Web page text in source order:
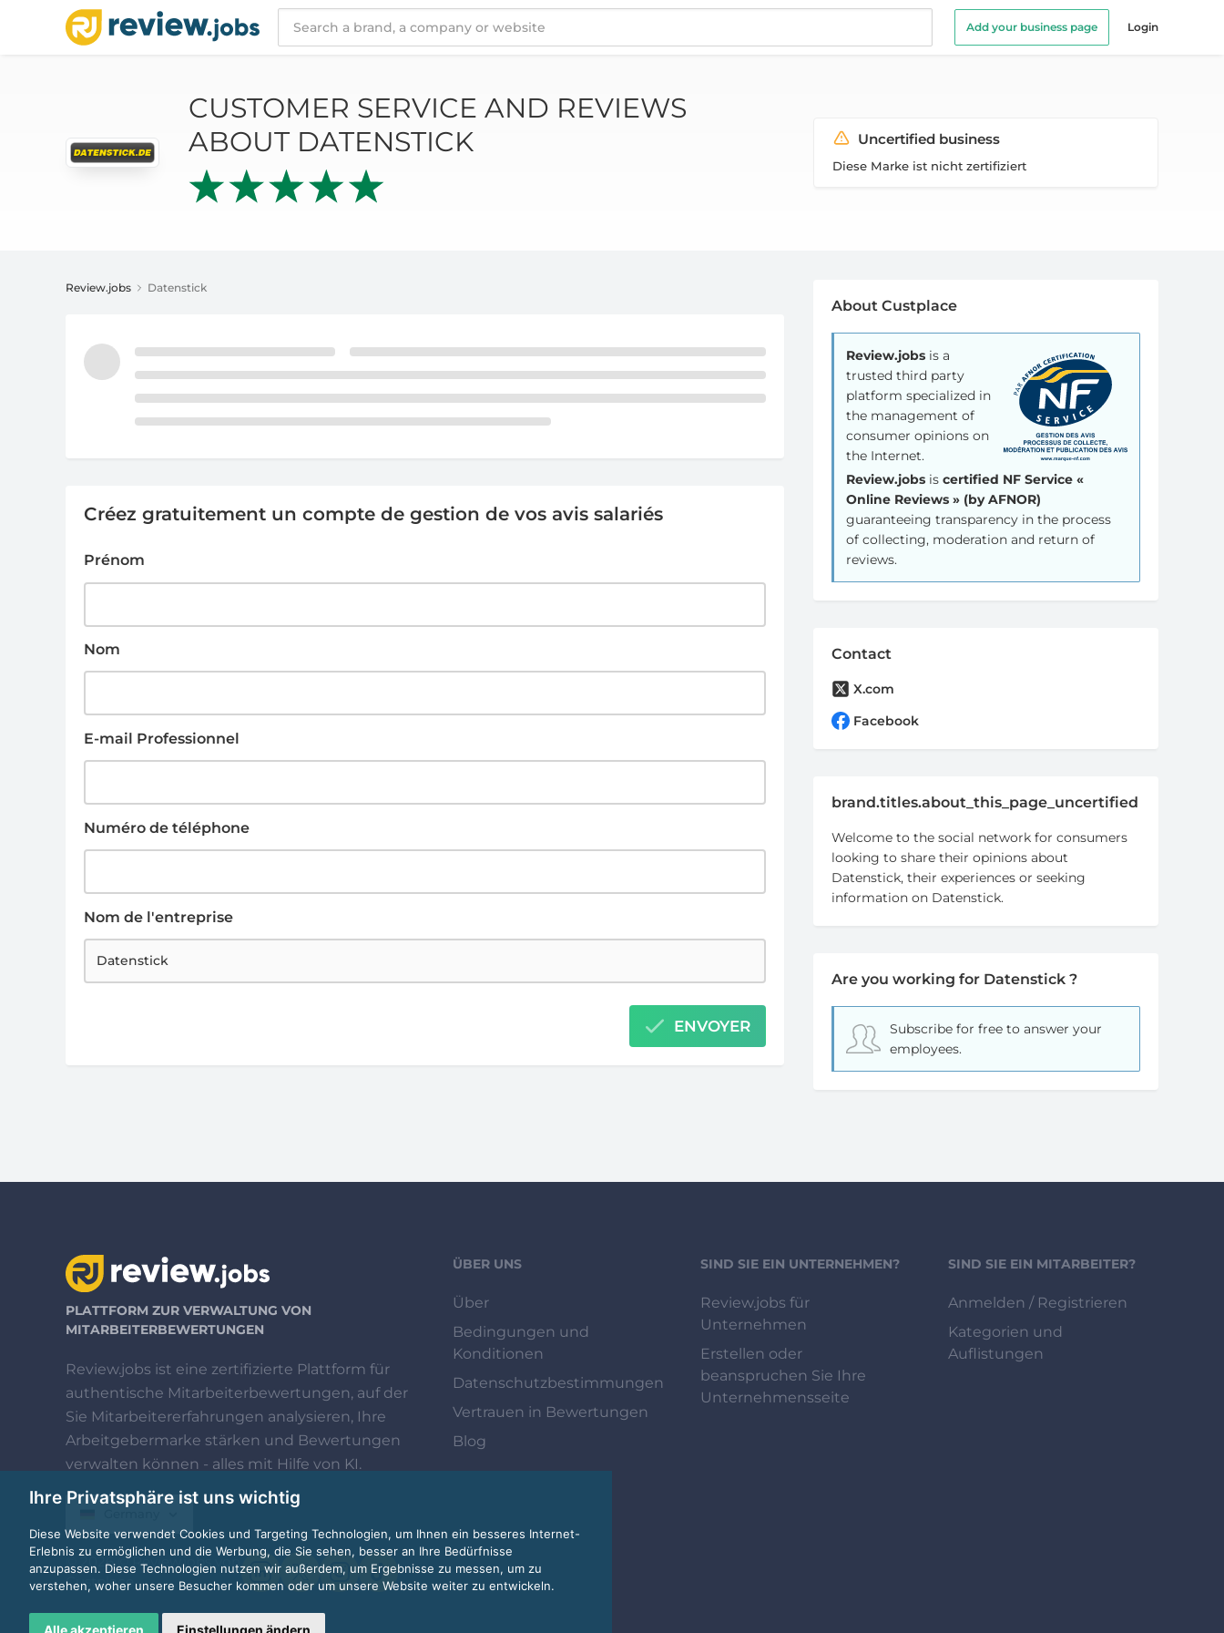
Ihre Privatsphäre ist uns wichtig
Diese Website verwendet Cookies und Targeting Technologien, um Ihnen ein besseres Internet-
Erlebnis zu ermöglichen und die Werbung, die Sie sehen, besser an Ihre Bedürfnisse
anzupassen. Diese Technologien nutzen wir außerdem, um Ergebnisse zu messen, um zu
verstehen, woher unsere Besucher kommen oder um unsere Website weiter zu entwickeln.
Alle akzeptieren Einstellungen ändern
Add your business page Login
CUSTOMER SERVICE AND REVIEWS ABOUT DATENSTICK
CUSTOMER SERVICE AND REVIEWS
ABOUT DATENSTICK
Uncertified business
Diese Marke ist nicht zertifiziert
Review.jobs Datenstick
Créez gratuitement un compte de gestion de vos avis salariés
Prénom
Nom
E-mail Professionnel
Numéro de téléphone
Nom de l'entreprise
ENVOYER
About Custplace
Review.jobs is a
trusted third party
platform specialized in
the management of
consumer opinions on
the Internet.
Review.jobs iscertified NF Service «
Online Reviews » (by AFNOR)
guaranteeing transparency in the process
of collecting, moderation and return of
reviews.
Contact
X.com
Facebook
brand.titles.about_this_page_uncertified
Welcome to the social network for consumers
looking to share their opinions about
Datenstick, their experiences or seeking
information on Datenstick.
Are you working for Datenstick ?
Subscribe for freeto answer your
employees.
PLATTFORM ZUR VERWALTUNG VON
MITARBEITERBEWERTUNGEN
Review.jobs ist eine zertifizierte Plattform für
authentische Mitarbeiterbewertungen, auf der
Sie Mitarbeitererfahrungen analysieren, Ihre
Arbeitgebermarke stärken und Bewertungen
verwalten können - alles mit Hilfe von KI.
© 2026 © Review.jobs von
Custplace
ÜBER UNS
Über
Bedingungen und
Konditionen
Datenschutzbestimmungen
Vertrauen in Bewertungen
Blog
SIND SIE EIN UNTERNEHMEN?
Review.jobs für
Unternehmen
Erstellen oder
beanspruchen Sie Ihre
Unternehmensseite
SIND SIE EIN MITARBEITER?
Anmelden / Registrieren
Kategorien und
Auflistungen